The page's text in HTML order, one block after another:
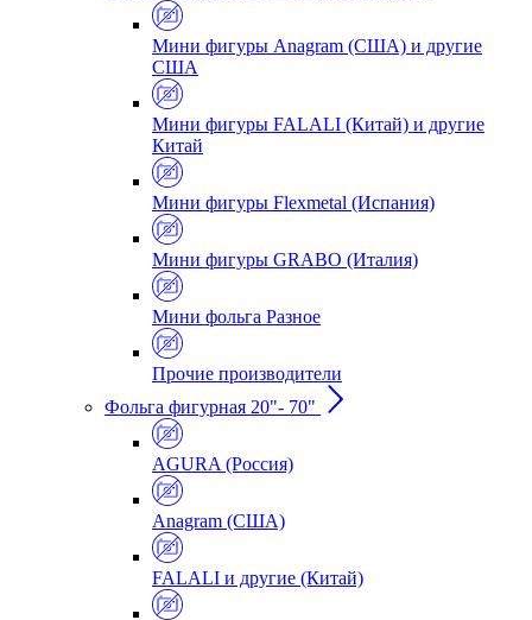
Мини фигуры Anagram (США) и другие
США
Мини фигуры FALALI (Китай) и другие
Китай
Мини фигуры Flexmetal (Испания)
Мини фигуры GRABO (Италия)
Мини фольга Разное
Прочие производители
Фольга фигурная 20"- 70"
AGURA (Россия)
Anagram (США)
FALALI и другие (Китай)